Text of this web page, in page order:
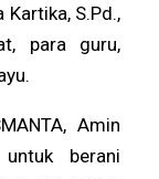
S.Pd.,
para guru,
Amin
berani